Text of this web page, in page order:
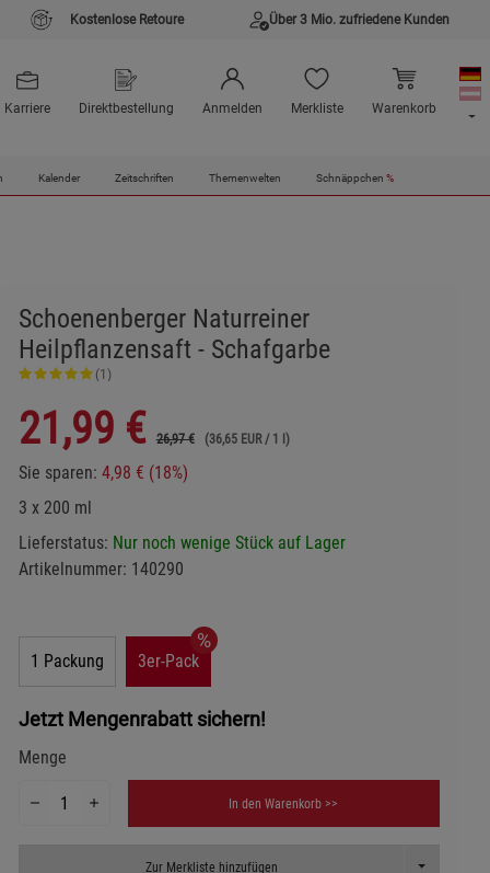
Kostenlose Retoure Über 3 Mio. zufriedene Kunden
Karriere Direktbestellung Anmelden Merkliste Warenkorb
Kalender Zeitschriften Themenwelten Schnäppchen %
Schoenenberger Naturreiner
Heilpflanzensaft - Schafgarbe
(1)
21,99 € 26,97 € (36,65 EUR / 1 l)
Sie sparen: 4,98 € (18%)
3 x 200 ml
Lieferstatus: Nur noch wenige Stück auf Lager
Artikelnummer: 140290
1 Packung 3er-Pack
Jetzt Mengenrabatt sichern!
Menge
In den Warenkorb >>
Zur Merkliste hinzufügen Toggle